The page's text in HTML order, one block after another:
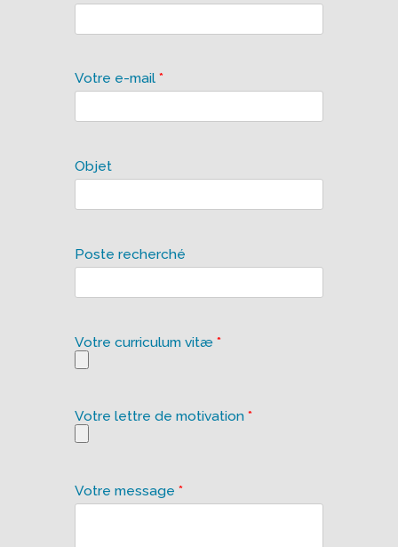
Votre e-mail*
Objet
Poste recherché
Votre curriculum vitæ*
Votre lettre de motivation*
Votre message*